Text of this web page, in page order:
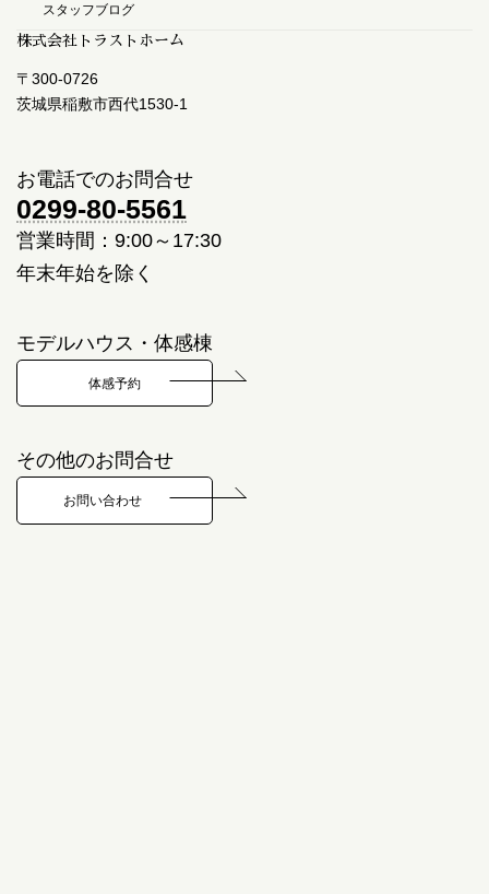
スタッフブログ
株式会社トラストホーム
〒300-0726
茨城県稲敷市西代1530-1
お電話でのお問合せ
0299-80-5561
営業時間：9:00～17:30
年末年始を除く
モデルハウス・体感棟
体感予約
その他のお問合せ
お問い合わせ